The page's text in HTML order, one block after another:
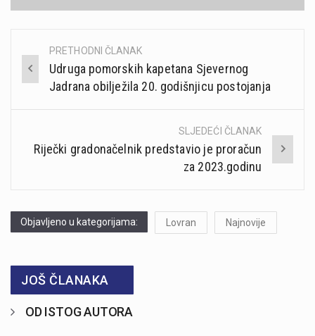
Post
navigation
PRETHODNI ČLANAK
Udruga pomorskih kapetana Sjevernog
Jadrana obilježila 20. godišnjicu postojanja
SLJEDEĆI ČLANAK
Riječki gradonačelnik predstavio je proračun
za 2023.godinu
Objavljeno u kategorijama: Lovran Najnovije
JOŠ ČLANAKA
OD ISTOG AUTORA